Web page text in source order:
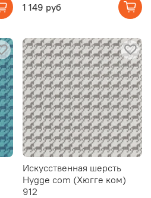
1 149 руб
Искусственная шерсть
Hygge com (Хюгге ком)
912